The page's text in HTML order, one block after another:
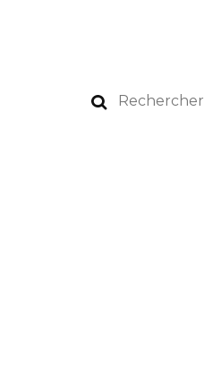
Rechercher :